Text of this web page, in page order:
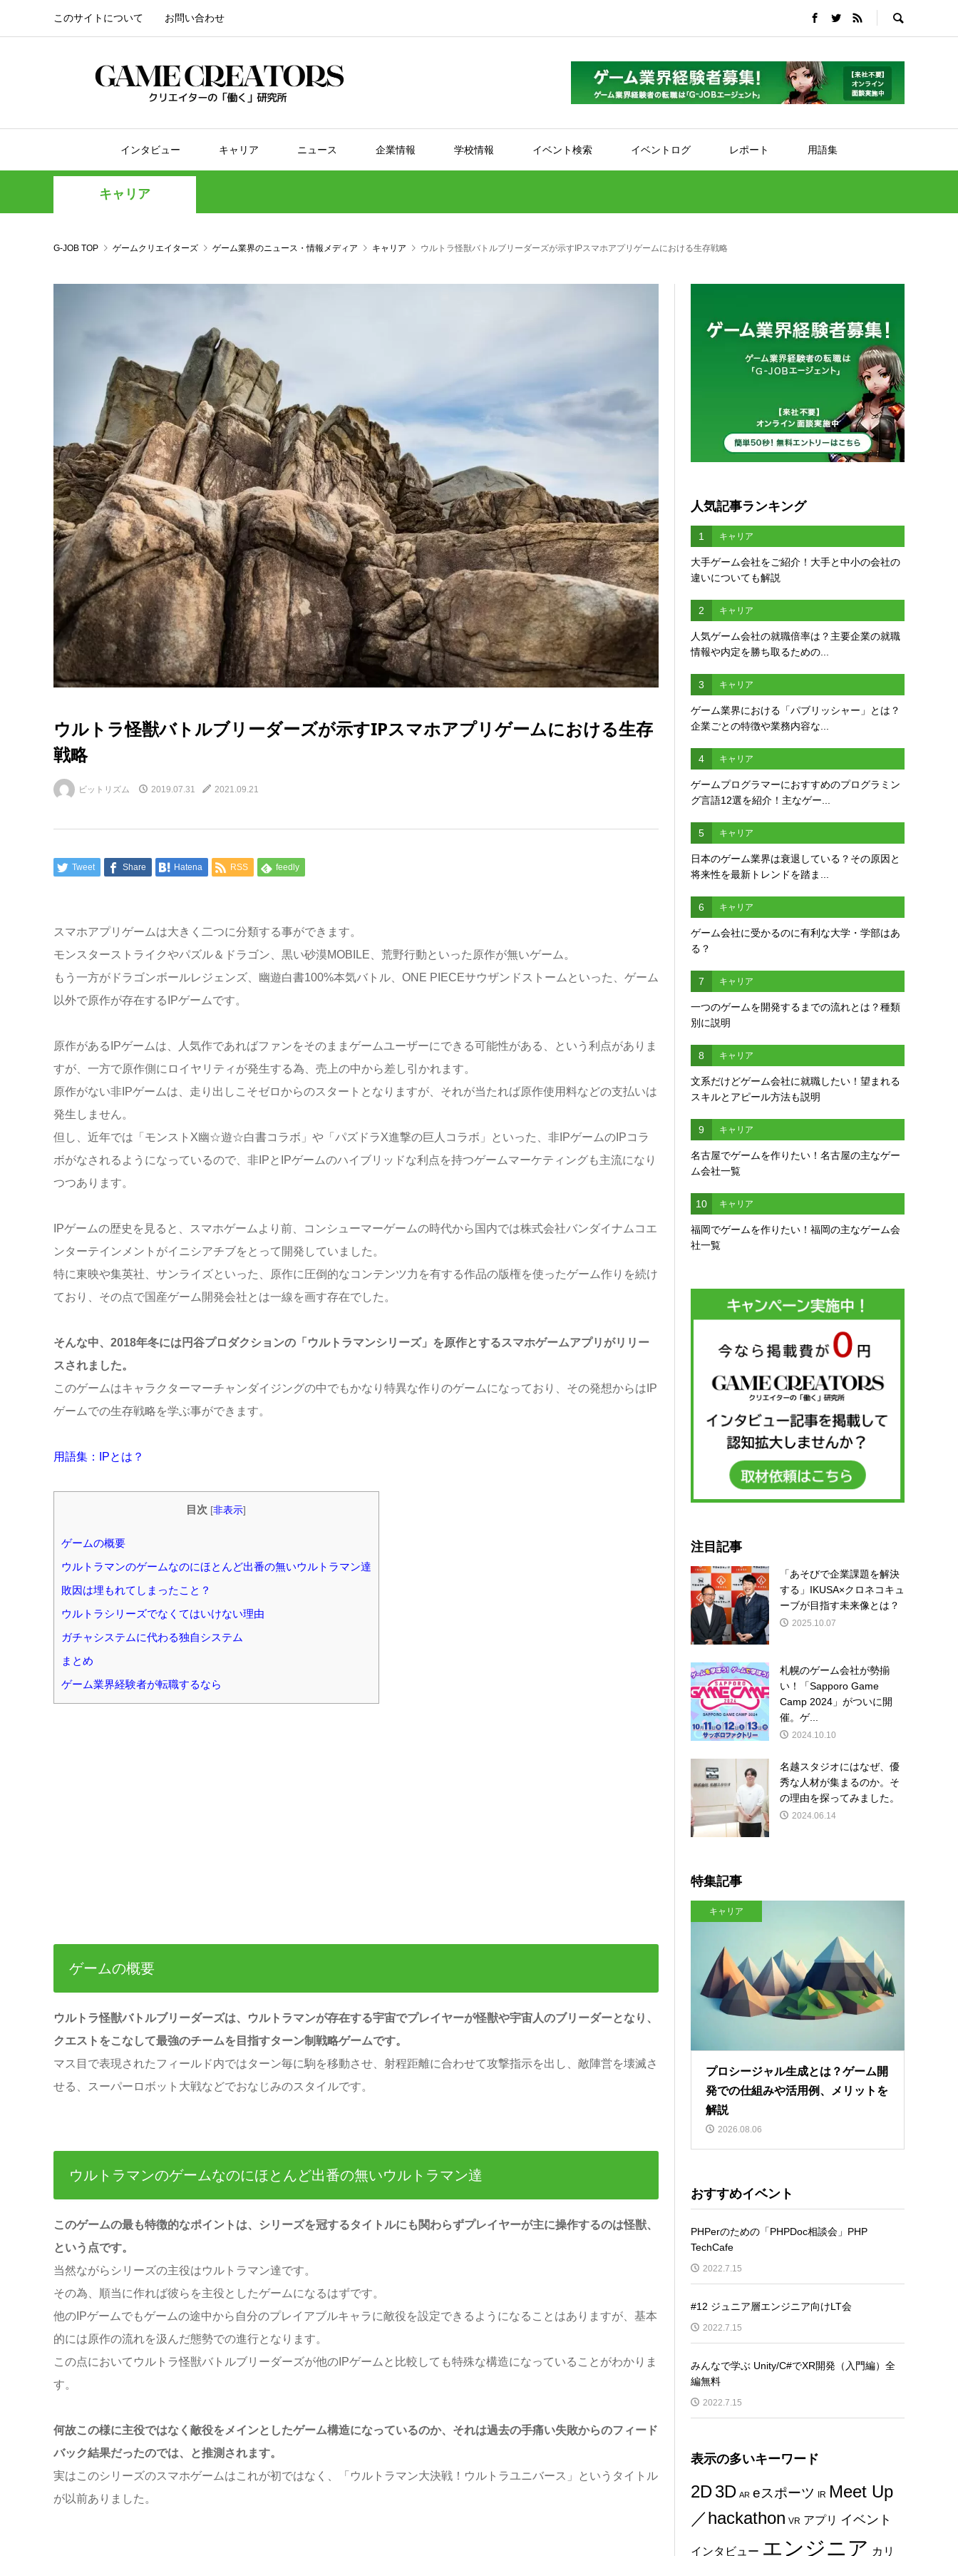
このサイトについて お問い合わせ
インタビュー キャリア ニュース 企業情報 学校情報 イベント検索 イベントログ レポート 用語集
キャリア
G-JOB TOP ゲームクリエイターズ ゲーム業界のニュース・情報メディア キャリア ウルトラ怪獣バトルブリーダーズが示すIPスマホアプリゲームにおける生存戦略
ウルトラ怪獣バトルブリーダーズが示すIPスマホアプリゲームにおける生存
戦略
ビットリズム 2019.07.31 2021.09.21
Tweet Share Hatena RSS feedly
スマホアプリゲームは大きく二つに分類する事ができます。
モンスターストライクやパズル＆ドラゴン、黒い砂漠MOBILE、荒野行動といった原作が無いゲーム。
もう一方がドラゴンボールレジェンズ、幽遊白書100%本気バトル、ONE PIECEサウザンドストームといった、ゲーム
以外で原作が存在するIPゲームです。
原作があるIPゲームは、人気作であればファンをそのままゲームユーザーにできる可能性がある、という利点がありま
すが、一方で原作側にロイヤリティが発生する為、売上の中から差し引かれます。
原作がない非IPゲームは、走り出しこそゼロからのスタートとなりますが、それが当たれば原作使用料などの支払いは
発生しません。
但し、近年では「モンストX幽☆遊☆白書コラボ」や「パズドラX進撃の巨人コラボ」といった、非IPゲームのIPコラ
ボがなされるようになっているので、非IPとIPゲームのハイブリッドな利点を持つゲームマーケティングも主流になり
つつあります。
IPゲームの歴史を見ると、スマホゲームより前、コンシューマーゲームの時代から国内では株式会社バンダイナムコエ
ンターテインメントがイニシアチブをとって開発していました。
特に東映や集英社、サンライズといった、原作に圧倒的なコンテンツ力を有する作品の版権を使ったゲーム作りを続け
ており、その点で国産ゲーム開発会社とは一線を画す存在でした。
そんな中、2018年冬には円谷プロダクションの「ウルトラマンシリーズ」を原作とするスマホゲームアプリがリリー
スされました。
このゲームはキャラクターマーチャンダイジングの中でもかなり特異な作りのゲームになっており、その発想からはIP
ゲームでの生存戦略を学ぶ事ができます。
用語集：IPとは？
目次 [非表示]
ゲームの概要
ウルトラマンのゲームなのにほとんど出番の無いウルトラマン達
敗因は埋もれてしまったこと？
ウルトラシリーズでなくてはいけない理由
ガチャシステムに代わる独自システム
まとめ
ゲーム業界経験者が転職するなら
ゲームの概要
ウルトラ怪獣バトルブリーダーズは、ウルトラマンが存在する宇宙でプレイヤーが怪獣や宇宙人のブリーダーとなり、
クエストをこなして最強のチームを目指すターン制戦略ゲームです。
マス目で表現されたフィールド内ではターン毎に駒を移動させ、射程距離に合わせて攻撃指示を出し、敵陣営を壊滅さ
せる、スーパーロボット大戦などでおなじみのスタイルです。
ウルトラマンのゲームなのにほとんど出番の無いウルトラマン達
このゲームの最も特徴的なポイントは、シリーズを冠するタイトルにも関わらずプレイヤーが主に操作するのは怪獣、
という点です。
当然ながらシリーズの主役はウルトラマン達です。
その為、順当に作れば彼らを主役としたゲームになるはずです。
他のIPゲームでもゲームの途中から自分のプレイアブルキャラに敵役を設定できるようになることはありますが、基本
的には原作の流れを汲んだ態勢での進行となります。
この点においてウルトラ怪獣バトルブリーダーズが他のIPゲームと比較しても特殊な構造になっていることがわかりま
す。
何故この様に主役ではなく敵役をメインとしたゲーム構造になっているのか、それは過去の手痛い失敗からのフィード
バック結果だったのでは、と推測されます。
実はこのシリーズのスマホゲームはこれが初ではなく、「ウルトラマン大決戦！ウルトラユニバース」というタイトル
が以前ありました。
人気記事ランキング
1 キャリア
大手ゲーム会社をご紹介！大手と中小の会社の
違いについても解説
2 キャリア
人気ゲーム会社の就職倍率は？主要企業の就職
情報や内定を勝ち取るための...
3 キャリア
ゲーム業界における「パブリッシャー」とは？
企業ごとの特徴や業務内容な...
4 キャリア
ゲームプログラマーにおすすめのプログラミン
グ言語12選を紹介！主なゲー...
5 キャリア
日本のゲーム業界は衰退している？その原因と
将来性を最新トレンドを踏ま...
6 キャリア
ゲーム会社に受かるのに有利な大学・学部はあ
る？
7 キャリア
一つのゲームを開発するまでの流れとは？種類
別に説明
8 キャリア
文系だけどゲーム会社に就職したい！望まれる
スキルとアピール方法も説明
9 キャリア
名古屋でゲームを作りたい！名古屋の主なゲー
ム会社一覧
10 キャリア
福岡でゲームを作りたい！福岡の主なゲーム会
社一覧
注目記事
「あそびで企業課題を解決
する」IKUSA×クロネコキュ
ーブが目指す未来像とは？
2025.10.07
札幌のゲーム会社が勢揃
い！「Sapporo Game
Camp 2024」がついに開
催。ゲ...
2024.10.10
名越スタジオにはなぜ、優
秀な人材が集まるのか。そ
の理由を探ってみました。
2024.06.14
特集記事
キャリア
プロシージャル生成とは？ゲーム開
発での仕組みや活用例、メリットを
解説
2026.08.06
おすすめイベント
PHPerのための「PHPDoc相談会」PHP
TechCafe
2022.7.15
#12 ジュニア層エンジニア向けLT会
2022.7.15
みんなで学ぶ Unity/C#でXR開発（入門編）全
編無料
2022.7.15
表示の多いキーワード
2D3D AR eスポーツ IR Meet Up
／hackathon VR アプリ イベント
インタビュー エンジニア カリ